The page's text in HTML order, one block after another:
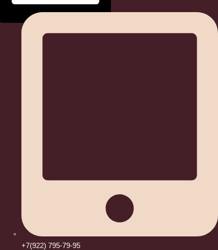
+7(922) 795-79-95